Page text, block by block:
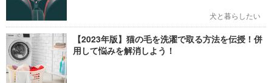
犬と暮らしたい
【2023年版】猫の毛を洗濯で取る方法を伝授！併
用して悩みを解消しよう！